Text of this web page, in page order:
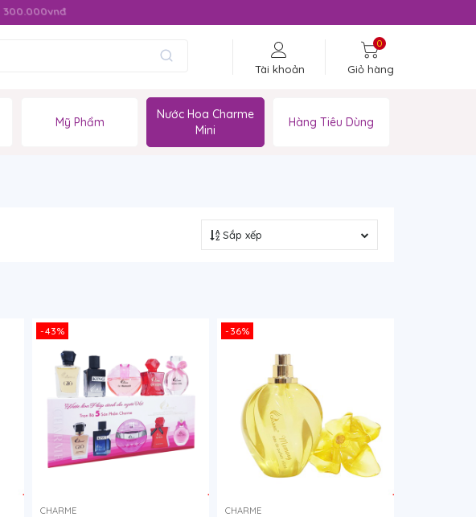
300.000vnđ
Tài khoản
0
Giỏ hàng
Mỹ Phẩm
Nước Hoa Charme
Mini
Hàng Tiêu Dùng
Sắp xếp
-43%
CHARME
-36%
CHARME